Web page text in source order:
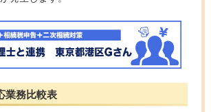
業務比較表